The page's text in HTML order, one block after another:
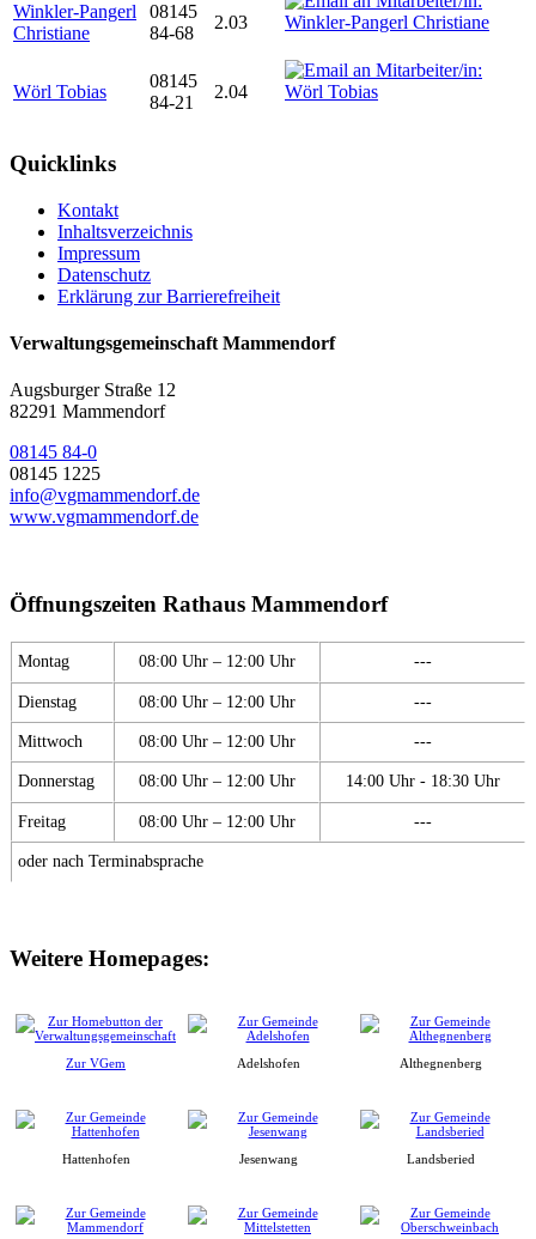
Winkler-Pangerl
Christiane
08145
84-68
2.03
Wörl Tobias
08145
84-21
2.04
Quicklinks
Kontakt
Inhaltsverzeichnis
Impressum
Datenschutz
Erklärung zur Barrierefreiheit
Verwaltungsgemeinschaft Mammendorf
Augsburger Straße 12
82291 Mammendorf
08145 84-0
08145 1225
info@vgmammendorf.de
www.vgmammendorf.de
Öffnungszeiten Rathaus Mammendorf
Montag 08:00 Uhr – 12:00 Uhr ---
Dienstag 08:00 Uhr – 12:00 Uhr ---
Mittwoch 08:00 Uhr – 12:00 Uhr ---
Donnerstag 08:00 Uhr – 12:00 Uhr 14:00 Uhr - 18:30 Uhr
Freitag 08:00 Uhr – 12:00 Uhr ---
oder nach Terminabsprache
Weitere Homepages:
Zur VGem Adelshofen Althegnenberg
Hattenhofen Jesenwang Landsberied